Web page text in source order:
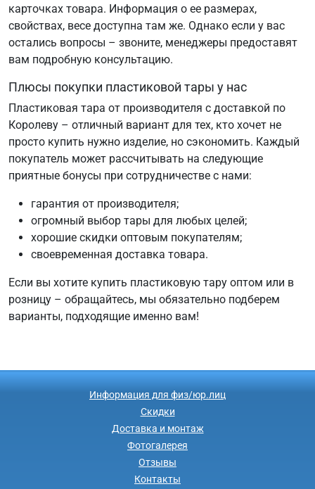
карточках товара. Информация о ее размерах,
свойствах, весе доступна там же. Однако если у вас
остались вопросы – звоните, менеджеры предоставят
вам подробную консультацию.
Плюсы покупки пластиковой тары у нас
Пластиковая тара от производителя с доставкой по
Королеву – отличный вариант для тех, кто хочет не
просто купить нужно изделие, но сэкономить. Каждый
покупатель может рассчитывать на следующие
приятные бонусы при сотрудничестве с нами:
гарантия от производителя;
огромный выбор тары для любых целей;
хорошие скидки оптовым покупателям;
своевременная доставка товара.
Если вы хотите купить пластиковую тару оптом или в
розницу – обращайтесь, мы обязательно подберем
варианты, подходящие именно вам!
Информация для физ/юр.лиц
Скидки
Доставка и монтаж
Фотогалерея
Отзывы
Контакты